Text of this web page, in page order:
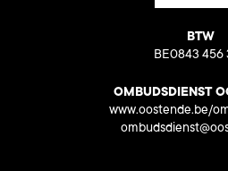
BTW
BE0843 456
OMBUDSDIENST
www.oostende.be/